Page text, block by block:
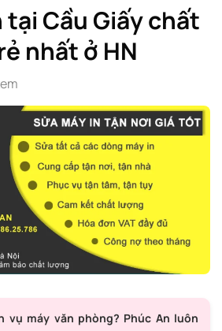
tại Cầu Giấy chất
nhất ở HN
vụ máy văn phòng? Phúc An luôn